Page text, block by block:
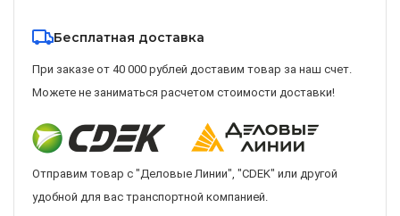
Бесплатная доставка
При заказе от 40 000 рублей доставим товар за наш счет.
Можете не заниматься расчетом стоимости доставки!
Отправим товар с "Деловые Линии", "CDEK" или другой
удобной для вас транспортной компанией.